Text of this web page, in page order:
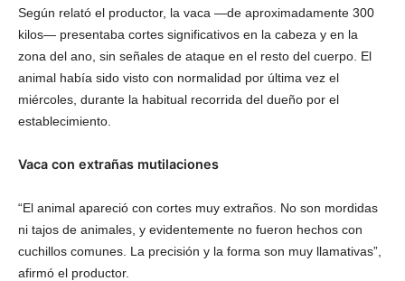
Según relató el productor, la vaca —de aproximadamente 300
kilos— presentaba cortes significativos en la cabeza y en la
zona del ano, sin señales de ataque en el resto del cuerpo. El
animal había sido visto con normalidad por última vez el
miércoles, durante la habitual recorrida del dueño por el
establecimiento.
Vaca con extrañas mutilaciones
“El animal apareció con cortes muy extraños. No son mordidas
ni tajos de animales, y evidentemente no fueron hechos con
cuchillos comunes. La precisión y la forma son muy llamativas”,
afirmó el productor.